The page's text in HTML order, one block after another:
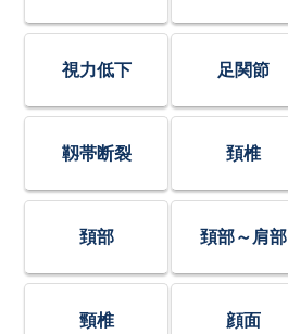
視力低下 足関節
靱帯断裂 頚椎
頚部 頚部～肩部
頸椎 顔面